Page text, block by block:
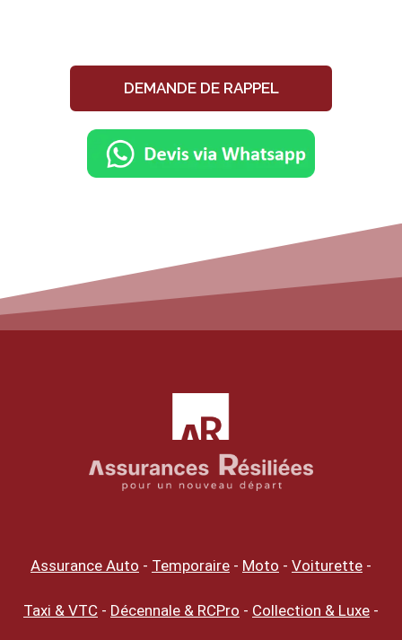
DEMANDE DE RAPPEL
Assurance Auto - Temporaire - Moto - Voiturette -
Taxi & VTC - Décennale & RCPro - Collection & Luxe -